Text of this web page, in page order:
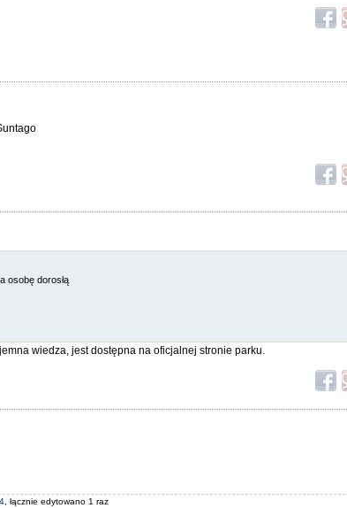
osobę dorosłą
wiedza, jest dostępna na oficjalnej stronie parku.
, łącznie edytowano 1 raz